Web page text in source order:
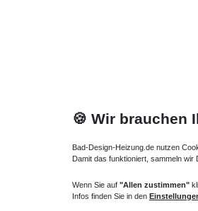
Badewanne Zu- /Ab- / Überlauf
🍪 Wir brauchen
Bad-Design-Heizung.de nutzen
Damit das funktioniert, sammeln
Wenn Sie auf "Allen zustimmen"
Infos finden Sie in den